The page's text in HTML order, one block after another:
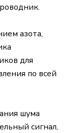
азота,
для
по всей
шума
сигнал,